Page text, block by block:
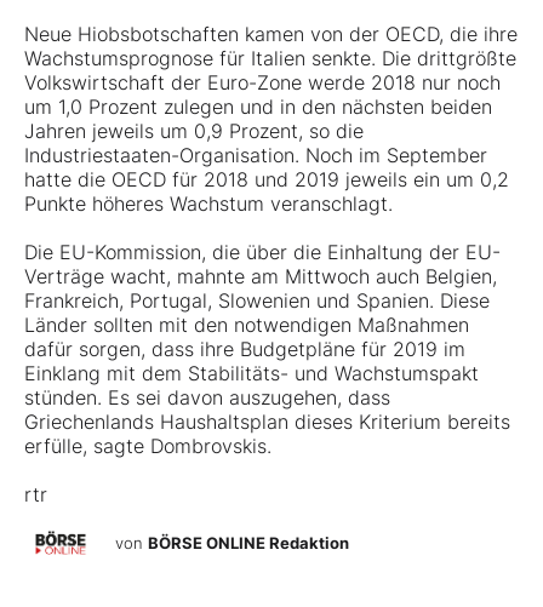
Neue Hiobsbotschaften kamen von der OECD, die ihre
Wachstumsprognose für Italien senkte. Die drittgrößte
Volkswirtschaft der Euro-Zone werde 2018 nur noch
um 1,0 Prozent zulegen und in den nächsten beiden
Jahren jeweils um 0,9 Prozent, so die
Industriestaaten-Organisation. Noch im September
hatte die OECD für 2018 und 2019 jeweils ein um 0,2
Punkte höheres Wachstum veranschlagt.
Die EU-Kommission, die über die Einhaltung der EU-
Verträge wacht, mahnte am Mittwoch auch Belgien,
Frankreich, Portugal, Slowenien und Spanien. Diese
Länder sollten mit den notwendigen Maßnahmen
dafür sorgen, dass ihre Budgetpläne für 2019 im
Einklang mit dem Stabilitäts- und Wachstumspakt
stünden. Es sei davon auszugehen, dass
Griechenlands Haushaltsplan dieses Kriterium bereits
erfülle, sagte Dombrovskis.
rtr
von BÖRSE ONLINE Redaktion